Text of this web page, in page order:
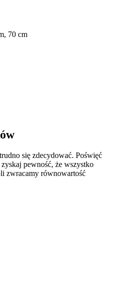
70 cm
się zdecydować. Poświęć
pewność, że wszystko
zwracamy równowartość